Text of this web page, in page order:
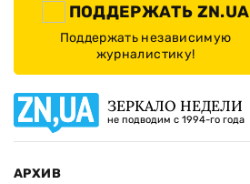
ПОДДЕРЖАТЬ ZN.UA
Поддержать независимую
журналистику!
ЗЕРКАЛО НЕДЕЛИ
не подводим с 1994-го года
АРХИВ